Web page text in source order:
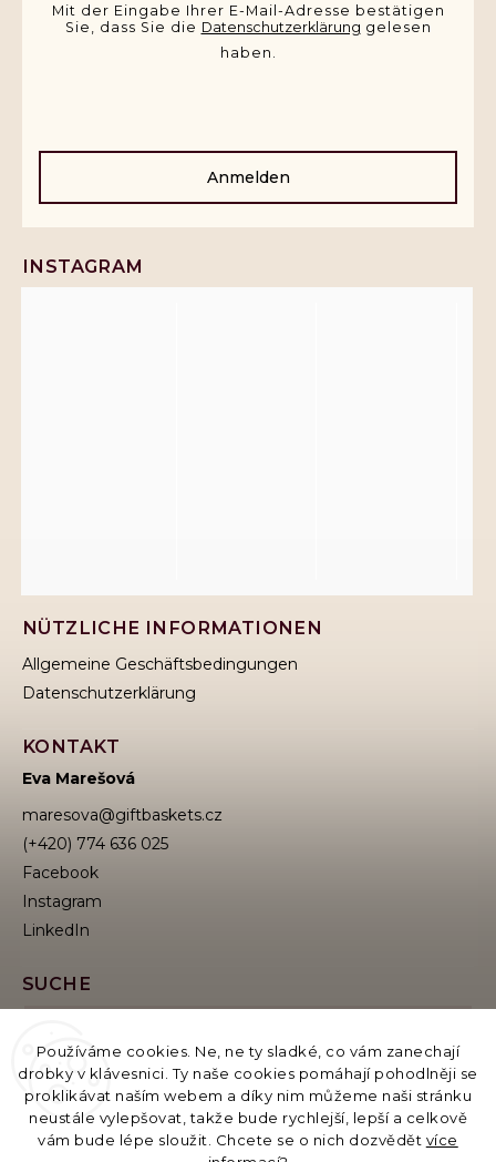
Používáme cookies. Ne, ne ty sladké, co vám zanechají
drobky v klávesnici. Ty naše cookies pomáhají pohodlněji se
proklikávat naším webem a díky nim můžeme naši stránku
neustále vylepšovat, takže bude rychlejší, lepší a celkově
vám bude lépe sloužit. Chcete se o nich dozvědět více
Mit der Eingabe Ihrer E-Mail-Adresse bestätigen
Sie, dass Sie die Datenschutzerklärung gelesen
haben.
Anmelden
NÜTZLICHE INFORMATIONEN
Allgemeine Geschäftsbedingungen
Datenschutzerklärung
KONTAKT
Eva Marešová
maresova@giftbaskets.cz
(+420) 774 636 025
Facebook
Instagram
SUCHE
Suchen
Betreiber des E-Katalogs:
INSTAGRAM